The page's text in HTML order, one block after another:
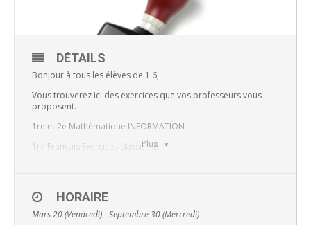
Plus
DÉTAILS
Bonjour à tous les élèves de 1.6,
Vous trouverez ici des exercices que vos professeurs vous
proposent.
1re et 2e Mathématique INFORMATION
1re Français Exercices classe 1.6
HORAIRE
Mars 20 (Vendredi) - Septembre 30 (Mercredi)